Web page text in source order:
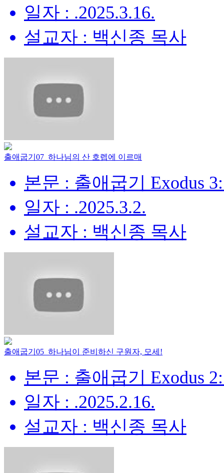
일자 : .2025.3.16.
설교자 : 백신종 목사
출애굽기07_하나님의 산 호렙에 이르매
본문 : 출애굽기 Exodus
일자 : .2025.3.2.
설교자 : 백신종 목사
출애굽기05_하나님이 준비하신 구원자, 모세!
본문 : 출애굽기 Exodus
일자 : .2025.2.16.
설교자 : 백신종 목사